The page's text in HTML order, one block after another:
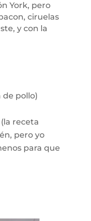
York, pero
ciruelas
y con la
de pollo)
receta
pero yo
para que